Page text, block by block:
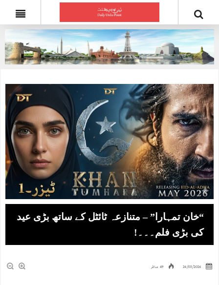
“خان تمہارا” – متنازعہ ٹائٹل کے ساتھ بڑی عید
کی بڑی فلم۔۔۔!
26/03/2026 49 مناظر